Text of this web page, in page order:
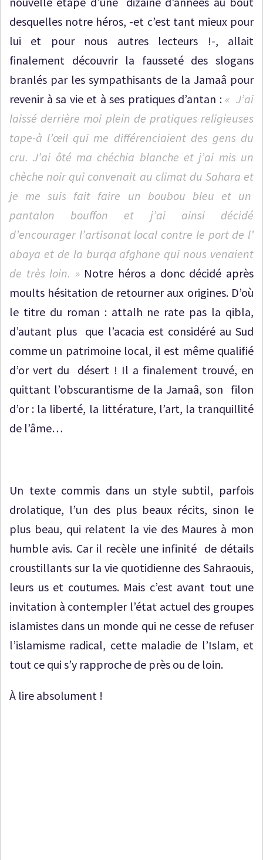
desquelles notre héros, -et c’est tant mieux pour
lui et pour nous autres lecteurs !-, allait
finalement découvrir la fausseté des slogans
branlés par les sympathisants de la Jamaâ pour
revenir à sa vie et à ses pratiques d’antan : « J’ai
laissé derrière moi plein de pratiques religieuses
tape-à l’œil qui me différenciaient des gens du
cru. J’ai ôté ma chéchia blanche et j’ai mis un
chèche noir qui convenait au climat du Sahara et
je me suis fait faire un boubou bleu et un
pantalon bouffon et j’ai ainsi décidé
d’encourager l’artisanat local contre le port de l’
abaya et de la burqa afghane qui nous venaient
de très loin. »Notre héros a donc décidé après
moults hésitation de retourner aux origines. D’où
le titre du roman : attalh ne rate pas la qibla,
d’autant plus que l’acacia est considéré au Sud
comme un patrimoine local, il est même qualifié
d’or vert du désert ! Il a finalement trouvé, en
quittant l’obscurantisme de la Jamaâ, son filon
d’or : la liberté, la littérature, l’art, la tranquillité
de l’âme…
Un texte commis dans un style subtil, parfois
drolatique, l’un des plus beaux récits, sinon le
plus beau, qui relatent la vie des Maures à mon
humble avis. Car il recèle une infinité de détails
croustillants sur la vie quotidienne des Sahraouis,
leurs us et coutumes. Mais c’est avant tout une
invitation à contempler l’état actuel des groupes
islamistes dans un monde qui ne cesse de refuser
l’islamisme radical, cette maladie de l’Islam, et
tout ce qui s’y rapproche de près ou de loin.
À lire absolument !